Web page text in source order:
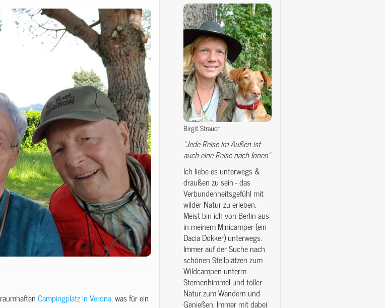
Campingplatz in Verona, was für ein
Birgit Strauch
"Jede Reise im Außen ist
auch eine Reise nach Innen"
Ich liebe es unterwegs &
draußen zu sein - das
Verbundenheitsgefühl mit
wilder Natur zu erleben.
Meist bin ich von Berlin aus
in meinem Minicamper (ein
Dacia Dokker) unterwegs.
Immer auf der Suche nach
schönen Stellplätzen zum
Wildcampen unterm
Sternenhimmel und toller
Natur zum Wandern und
Genießen. Immer mit dabei